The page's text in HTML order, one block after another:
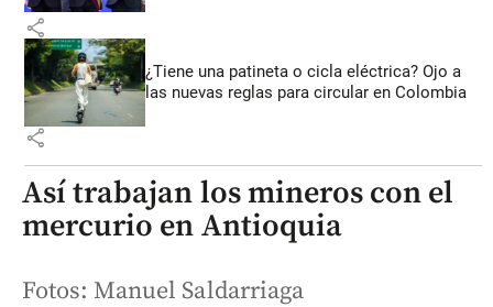
share
¿Tiene una patineta o cicla eléctrica? Ojo a
las nuevas reglas para circular en Colombia
share
Así trabajan los mineros con el
mercurio en Antioquia
Fotos: Manuel Saldarriaga